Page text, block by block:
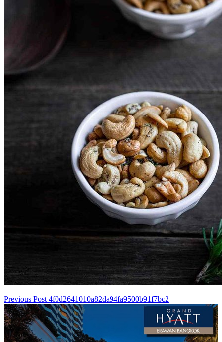
เมนู
นำทาง
Previous Post 4f0d2641010a82da94fa9500b91f7bc2